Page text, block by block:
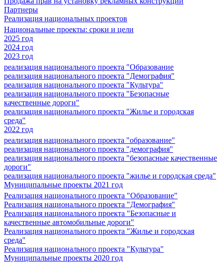
Партнеры
Реализация национальных проектов
Национальные проекты: сроки и цели
2025 год
2024 год
2023 год
реализация национального проекта "Образование
реализация национального проекта "Демография"
реализация национального проекта "Культура"
реализация национального проекта "Безопасные
качественные дороги"
реализация национального проекта "Жилье и городская
среда"
2022 год
реализация национального проекта "образование"
реализация национального проекта "демография"
реализация национального проекта "безопасные качественные
дороги"
реализация национального проекта "жилье и городская среда"
Муниципальные проекты 2021 год
Реализация национального проекта "Образование"
Реализация национального проекта "Демография"
Реализация национального проекта "Безопасные и
качественные автомобильные дороги"
Реализация национального проекта "Жилье и городская
среда"
Реализация национального проекта "Культура"
Муниципальные проекты 2020 год